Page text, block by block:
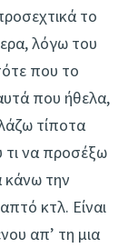
το
λόγω του
που το
που ήθελα,
τίποτα
τι να προσέξω
κάνω την
κτλ. Είναι
απ’ τη μια